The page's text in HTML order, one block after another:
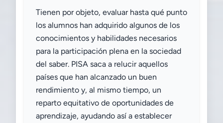
Tienen por objeto, evaluar hasta qué punto
los alumnos han adquirido algunos de los
conocimientos y habilidades necesarios
para la participación plena en la sociedad
del saber. PISA saca a relucir aquellos
países que han alcanzado un buen
rendimiento y, al mismo tiempo, un
reparto equitativo de oportunidades de
aprendizaje, ayudando así a establecer